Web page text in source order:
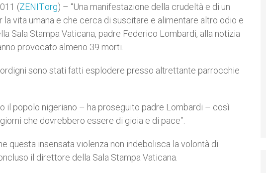
(ZENIT.org) – “Una manifestazione della crudeltà e di un
vita umana e che cerca di suscitare e alimentare altro odio e
Sala Stampa Vaticana, padre Federico Lombardi, alla notizia
provocato almeno 39 morti.
sono stati fatti esplodere presso altrettante parrocchie
il popolo nigeriano – ha proseguito padre Lombardi – così
che dovrebbero essere di gioia e di pace”.
questa insensata violenza non indebolisca la volontà di
il direttore della Sala Stampa Vaticana.